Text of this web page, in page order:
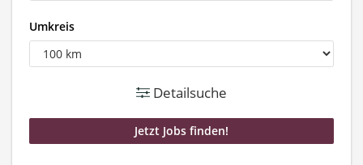
Umkreis
Detailsuche